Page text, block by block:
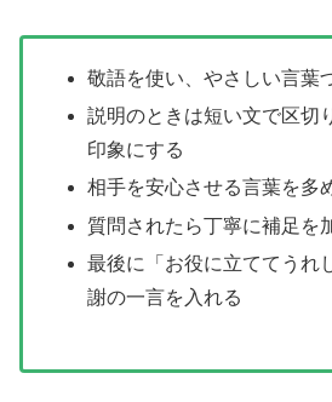
敬語を使い、やさしい言葉
説明のときは短い文で区切
印象にする
相手を安心させる言葉を多
質問されたら丁寧に補足を
最後に「お役に立ててうれ
謝の一言を入れる